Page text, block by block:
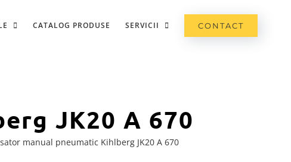
CATALOG PRODUSE SERVICII CONTACT
JK20 A 670
manual pneumatic Kihlberg JK20 A 670